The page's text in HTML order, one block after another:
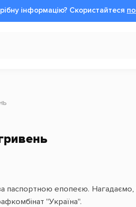
інформацію? Cкористайтеся
паспортною епопеєю. Нагадаємо,
"Україна".